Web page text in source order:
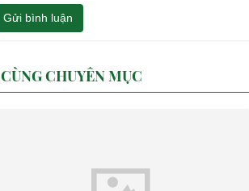
Gửi bình luận
CÙNG CHUYÊN MỤC